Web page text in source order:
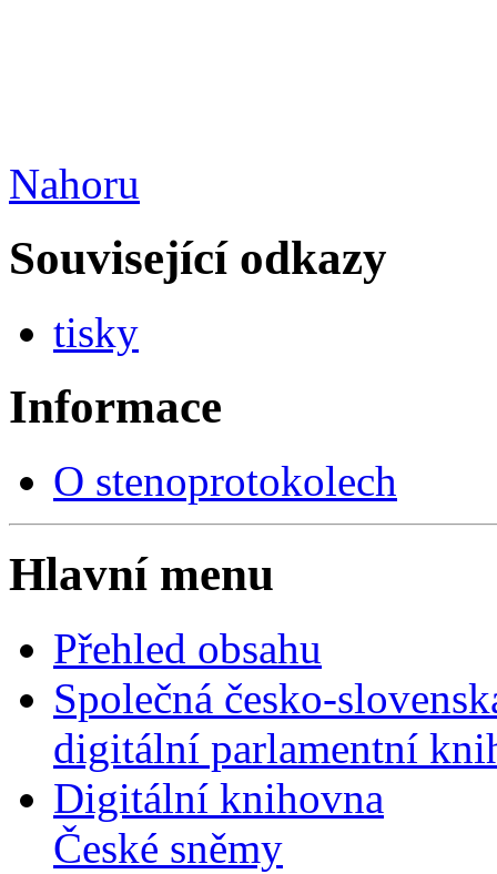
Nahoru
Související odkazy
tisky
Informace
O stenoprotokolech
Hlavní menu
Přehled obsahu
Společná česko-
digitální parlamentní
Digitální knihovna
České sněmy